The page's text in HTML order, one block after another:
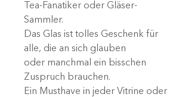
Tea-Fanatiker oder Gläser-
Sammler.
Das Glas ist tolles Geschenk für
alle, die an sich glauben
oder manchmal ein bisschen
Zuspruch brauchen.
Ein Musthave in jeder Vitrine oder